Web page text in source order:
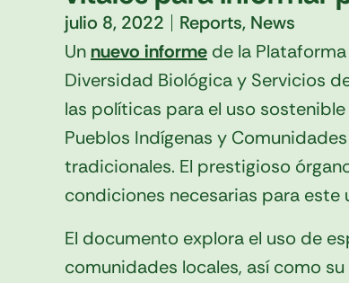
julio 8, 2022 Reports, News
Un nuevo informe de la
Diversidad Biológica y Servicios
las políticas para el uso
Pueblos Indígenas y
tradicionales. El prestigioso
condiciones necesarias para este
El documento explora el uso de
comunidades locales, así como